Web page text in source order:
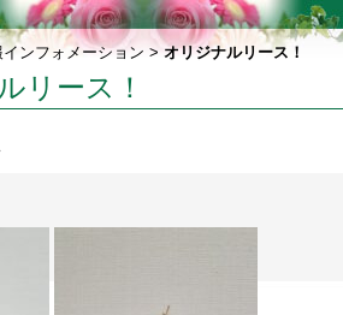
インフォメーション > オリジナルリース！
リース！